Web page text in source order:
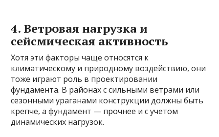
4. Ветровая нагрузка и
сейсмическая активность
Хотя эти факторы чаще относятся к
климатическому и природному воздействию, они
тоже играют роль в проектировании
фундамента. В районах с сильными ветрами или
сезонными ураганами конструкции должны быть
крепче, а фундамент — прочнее и с учетом
динамических нагрузок.